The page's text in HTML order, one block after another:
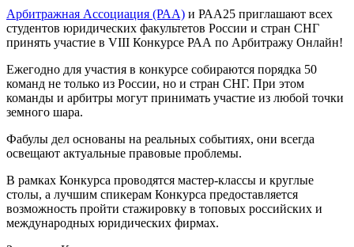
Арбитражная Ассоциация (РАА) и РАА25 приглашают всех
студентов юридических факультетов России и стран СНГ
принять участие в VIII Конкурсе РАА по Арбитражу Онлайн!
Ежегодно для участия в конкурсе собираются порядка 50
команд не только из России, но и стран СНГ. При этом
команды и арбитры могут принимать участие из любой точки
земного шара.
Фабулы дел основаны на реальных событиях, они всегда
освещают актуальные правовые проблемы.
В рамках Конкурса проводятся мастер-классы и круглые
столы, а лучшим спикерам Конкурса предоставляется
возможность пройти стажировку в топовых российских и
международных юридических фирмах.